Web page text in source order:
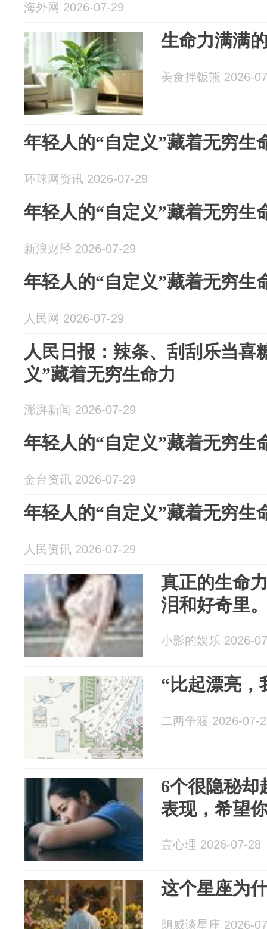
海外网 2026-07-29
生命力满满
美食拌饭熊 2026-
年轻人的“自定义”藏着无穷生
环球网资讯 2026-07-29
年轻人的“自定义”藏着无穷生
新浪财经 2026-07-29
年轻人的“自定义”藏着无穷生
人民网 2026-07-29
人民日报：辣条、刮刮乐当喜
义”藏着无穷生命力
澎湃新闻 2026-07-29
年轻人的“自定义”藏着无穷生
金台资讯 2026-07-29
年轻人的“自定义”藏着无穷生
人民资讯 2026-07-29
真正的生命
泪和好奇里
小影的娱乐 2026-
“比起漂亮，
二两争渡 2026-07-
6个很隐秘却
表现，希望
壹心理 2026-07-28
这个星座为
朗威谈星座 2026-